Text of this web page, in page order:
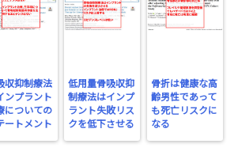
収抑制療法
ンプラント
についての
ートメント
低用量骨吸収抑
制療法はインプ
ラント失敗リス
クを低下させる
骨折は健康な高
齢男性であって
も死亡リスクに
なる